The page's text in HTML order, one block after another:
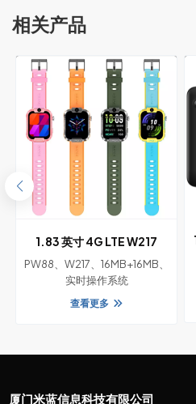
相关产品
1.83 英寸 4G LTE W217
RTOS GPS 智能手表，带
SIM、摄像头、NFC、心率和
温度监测，适合儿童
PW88、W217、16MB+16MB、
实时操作系统
查看更多
厦门米蓝信息科技有限公司